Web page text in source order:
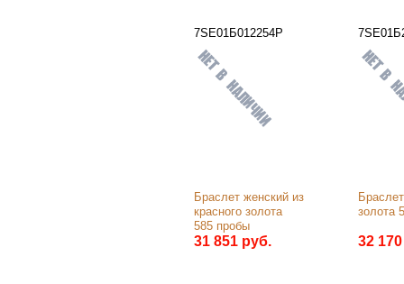
7SE01Б012254Р
Браслет женский из
красного золота
585 пробы
31 851 руб.
золота
32